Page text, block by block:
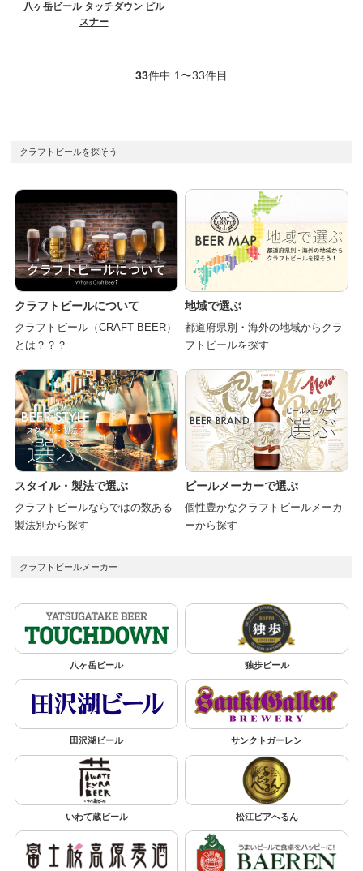
八ヶ岳ビール タッチダウン ピル
スナー
33件中 1〜33件目
クラフトビールを探そう
クラフトビールについて
クラフトビール（CRAFT BEER）
とは？？？
地域で選ぶ
都道府県別・海外の地域からクラ
フトビールを探す
スタイル・製法で選ぶ
クラフトビールならではの数ある
製法別から探す
ビールメーカーで選ぶ
個性豊かなクラフトビールメーカ
ーから探す
クラフトビールメーカー
八ヶ岳ビール 独歩ビール
田沢湖ビール サンクトガーレン
いわて蔵ビール 松江ビアへるん